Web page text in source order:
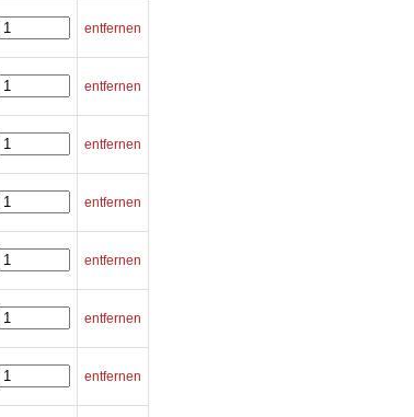
entfernen
entfernen
entfernen
entfernen
entfernen
entfernen
entfernen